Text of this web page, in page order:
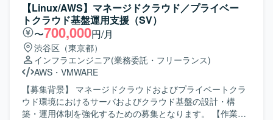
【Linux/AWS】マネージドクラウド／プライベー
トクラウド基盤運用支援（SV）
〜700,000円/月
渋谷区（東京都）
インフラエンジニア(業務委託・フリーランス)
AWS ・ VMWARE
【募集背景】 マネージドクラウドおよびプライベートクラ
ウド環境におけるサーバおよびクラウド基盤の設計・構
築・運用体制を強化するための募集となります。 【作業内